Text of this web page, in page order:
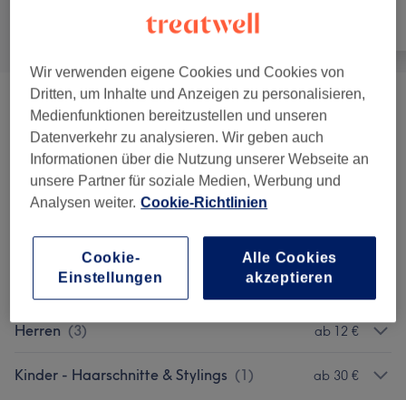
Friseur
Damen (7) ab 10 €
Damen - Strähnen (4) ab 35 €
Damen - Färben ( 4)
Damen - Pflege (4) ab 10 €
Make-up & Braut-Styling ab 90 €
Herren (3) ab 12 €
Kinder - Haarschnitte & Stylings (1) ab 30 €
Wir verwenden eigene Cookies und Cookies von
Dritten, um Inhalte und Anzeigen zu personalisieren,
Medienfunktionen bereitzustellen und unseren
Datenverkehr zu analysieren. Wir geben auch
Informationen über die Nutzung unserer Webseite an
unsere Partner für soziale Medien, Werbung und
Analysen weiter. Cookie-Richtlinien
Cookie-
Einstellungen
Alle Cookies
akzeptieren